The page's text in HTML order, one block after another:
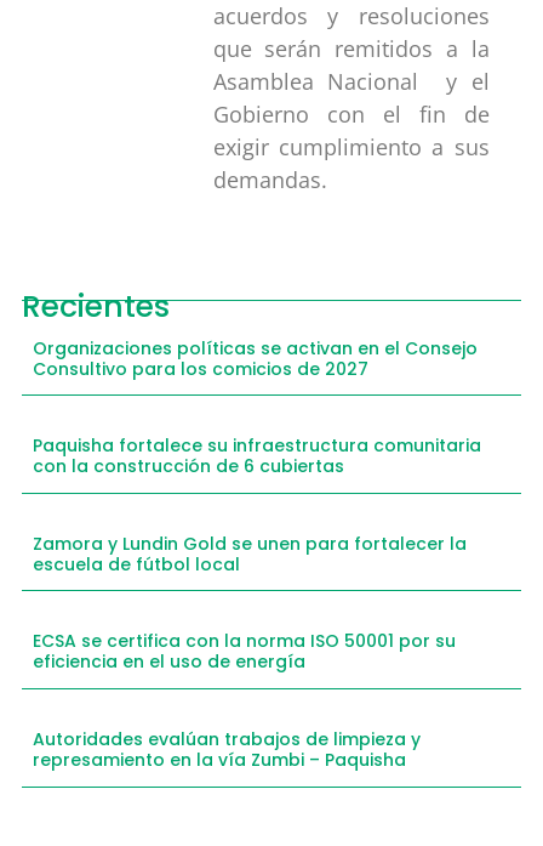
acuerdos y resoluciones
que serán remitidos a la
Asamblea Nacional y el
Gobierno con el fin de
exigir cumplimiento a sus
demandas.
Recientes
Organizaciones políticas se activan en el Consejo
Consultivo para los comicios de 2027
Paquisha fortalece su infraestructura comunitaria
con la construcción de 6 cubiertas
Zamora y Lundin Gold se unen para fortalecer la
escuela de fútbol local
ECSA se certifica con la norma ISO 50001 por su
eficiencia en el uso de energía
Autoridades evalúan trabajos de limpieza y
represamiento en la vía Zumbi – Paquisha